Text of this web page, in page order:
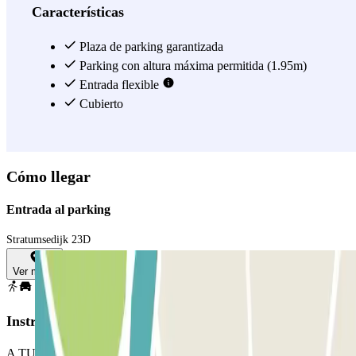
Características
Plaza de parking garantizada
Parking con altura máxima permitida (1.95m)
Entrada flexible
Cubierto
Cómo llegar
Entrada al parking
Stratumsedijk 23D
Ver mapa
Instrucciones
A TU LLEGADA: Desde la app o a través del enlace que